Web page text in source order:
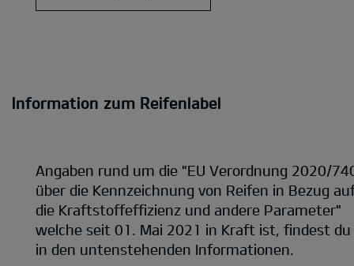
Information zum Reifenlabel
Angaben rund um die "EU Verordnung 2020/
über die Kennzeichnung von Reifen in Bezug
die Kraftstoffeffizienz und andere Parameter"
welche seit 01. Mai 2021 in Kraft ist, findest du
in den untenstehenden Informationen.